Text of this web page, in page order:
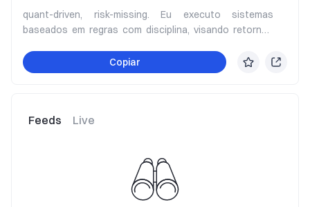
quant-driven, risk-missing. Eu executo sistemas
baseados em regras com disciplina, visando retornos
anual máximo de 20%. Sem hype, sem vibrações—
apenas dados, dimensionamento e controlo rigoroso
Copiar
Feeds Live